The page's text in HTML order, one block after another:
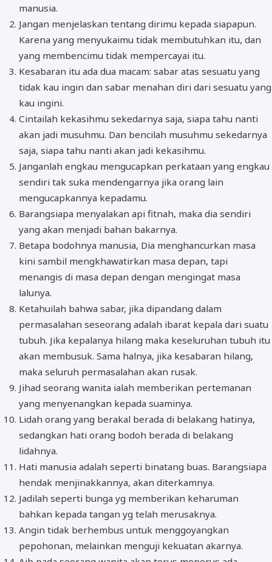
manusia.
Jangan menjelaskan tentang dirimu kepada siapapun.
Karena yang menyukaimu tidak membutuhkan itu, dan
yang membencimu tidak mempercayai itu.
Kesabaran itu ada dua macam: sabar atas sesuatu yang
tidak kau ingin dan sabar menahan diri dari sesuatu yang
kau ingini.
Cintailah kekasihmu sekedarnya saja, siapa tahu nanti
akan jadi musuhmu. Dan bencilah musuhmu sekedarnya
saja, siapa tahu nanti akan jadi kekasihmu.
Janganlah engkau mengucapkan perkataan yang engkau
sendiri tak suka mendengarnya jika orang lain
mengucapkannya kepadamu.
Barangsiapa menyalakan api fitnah, maka dia sendiri
yang akan menjadi bahan bakarnya.
Betapa bodohnya manusia, Dia menghancurkan masa
kini sambil mengkhawatirkan masa depan, tapi
menangis di masa depan dengan mengingat masa
lalunya.
Ketahuilah bahwa sabar, jika dipandang dalam
permasalahan seseorang adalah ibarat kepala dari suatu
tubuh. Jika kepalanya hilang maka keseluruhan tubuh itu
akan membusuk. Sama halnya, jika kesabaran hilang,
maka seluruh permasalahan akan rusak.
Jihad seorang wanita ialah memberikan pertemanan
yang menyenangkan kepada suaminya.
Lidah orang yang berakal berada di belakang hatinya,
sedangkan hati orang bodoh berada di belakang
lidahnya.
Hati manusia adalah seperti binatang buas. Barangsiapa
hendak menjinakkannya, akan diterkamnya.
Jadilah seperti bunga yg memberikan keharuman
bahkan kepada tangan yg telah merusaknya.
Angin tidak berhembus untuk menggoyangkan
pepohonan, melainkan menguji kekuatan akarnya.